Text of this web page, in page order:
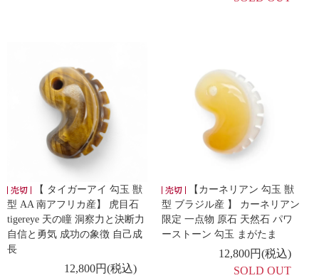
【 タイガーアイ 勾玉 獣
型 AA 南アフリカ産】 虎目石
tigereye 天の瞳 洞察力と決断力
自信と勇気 成功の象徴 自己成
長
12,800円(税込)
【カーネリアン 勾玉 獣
型 ブラジル産 】 カーネリアン
限定 一点物 原石 天然石 パワ
ーストーン 勾玉 まがたま
12,800円(税込)
SOLD OUT